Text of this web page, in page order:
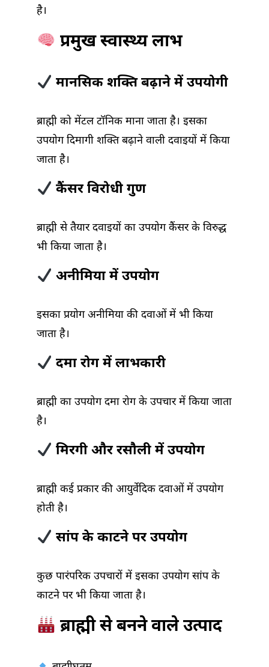
है।
प्रमुख स्वास्थ्य लाभ
मानसिक शक्ति बढ़ाने में उपयोगी
ब्राह्मी को मेंटल टॉनिक माना जाता है। इसका
उपयोग दिमागी शक्ति बढ़ाने वाली दवाइयों में किया
जाता है।
कैंसर विरोधी गुण
ब्राह्मी से तैयार दवाइयों का उपयोग कैंसर के विरुद्ध
भी किया जाता है।
अनीमिया में उपयोग
इसका प्रयोग अनीमिया की दवाओं में भी किया
जाता है।
दमा रोग में लाभकारी
ब्राह्मी का उपयोग दमा रोग के उपचार में किया जाता
है।
मिरगी और रसौली में उपयोग
ब्राह्मी कई प्रकार की आयुर्वेदिक दवाओं में उपयोग
होती है।
सांप के काटने पर उपयोग
कुछ पारंपरिक उपचारों में इसका उपयोग सांप के
काटने पर भी किया जाता है।
ब्राह्मी से बनने वाले उत्पाद